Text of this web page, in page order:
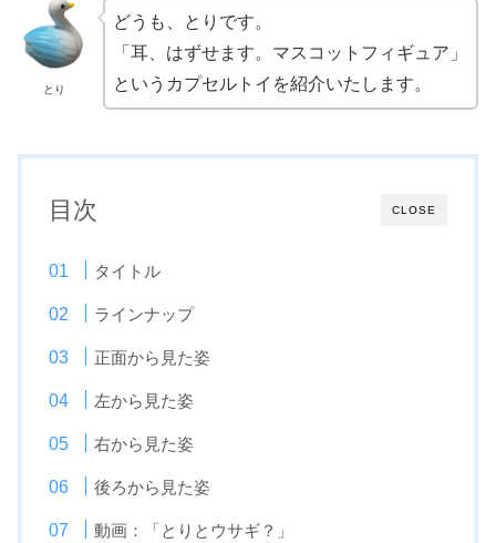
とり
どうも、とりです。
「耳、はずせます。マスコットフィギュア」
というカプセルトイを紹介いたします。
CLOSE
目次
タイトル
ラインナップ
正面から見た姿
左から見た姿
右から見た姿
後ろから見た姿
動画：「とりとウサギ？」